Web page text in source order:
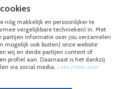
DIRECT CONTACT
OPNEMEN
030-2716496
MAIL ONS
Installatiebureau 2020 - 2026
nóg makkelijk en persoonlijker te
vergelijkbare technieken) in. Met
partijen informatie over jou verzamelen
mogelijk ook buiten) onze website
wij en derde partijen content of
profiel aan. Daarnaast is het dankzij
via social media. Lees meer over